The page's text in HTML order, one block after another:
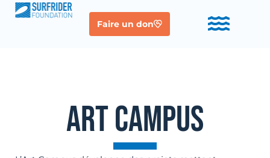
Faire un don
ART CAMPUS